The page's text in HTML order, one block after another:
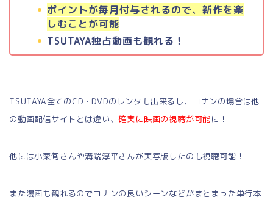
ポイントが毎月付与されるので、新作を楽
しむことが可能
TSUTAYA独占動画も観れる！
TSUTAYA全てのCD・DVDのレンタも出来るし、コナンの場合は他
の動画配信サイトとは違い、確実に映画の視聴が可能に！
他には小栗旬さんや溝端淳平さんが実写版したのも視聴可能！
また漫画も観れるのでコナンの良いシーンなどがまとまった単行本